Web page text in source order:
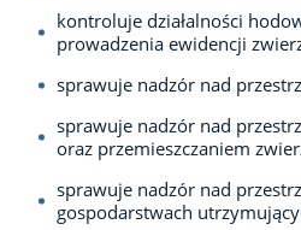
kontroluje działalności
prowadzenia ewidencji
sprawuje nadzór nad
sprawuje nadzór nad
oraz przemieszczaniem
sprawuje nadzór nad
gospodarstwach